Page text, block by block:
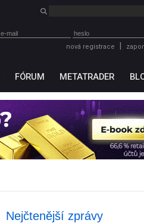
nová registrace
FÓRUM METATRADER
Nejčtenější zprávy